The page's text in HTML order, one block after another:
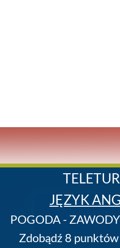
Wybierz
JĘZYK
POGODA -
Zdobądź 8